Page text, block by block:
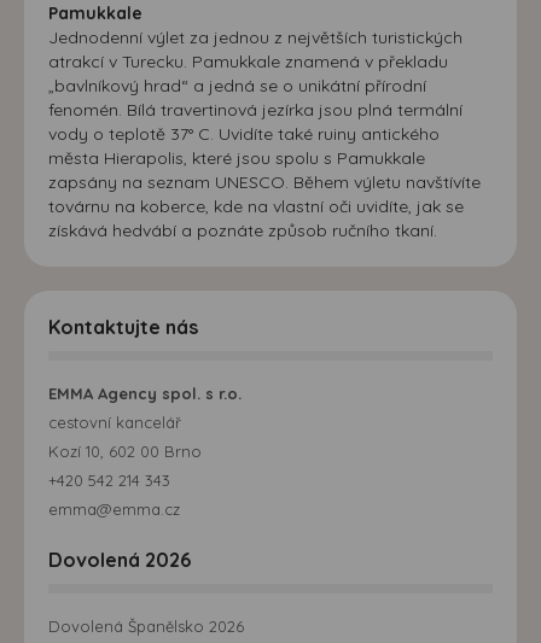
Pamukkale
Jednodenní výlet za jednou z největších turistických
atrakcí v Turecku. Pamukkale znamená v překladu
„bavlníkový hrad“ a jedná se o unikátní přírodní
fenomén. Bílá travertinová jezírka jsou plná termální
vody o teplotě 37° C. Uvidíte také ruiny antického
města Hierapolis, které jsou spolu s Pamukkale
zapsány na seznam UNESCO. Během výletu navštívíte
továrnu na koberce, kde na vlastní oči uvidíte, jak se
získává hedvábí a poznáte způsob ručního tkaní.
Kontaktujte nás
EMMA Agency spol. s r.o.
cestovní kancelář
Kozí 10, 602 00 Brno
+420 542 214 343
emma@emma.cz
Dovolená 2026
Dovolená Španělsko 2026